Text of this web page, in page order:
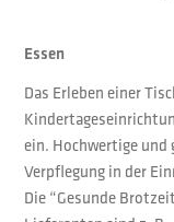
Essen
Das Erleben einer
ein. Hochwertige und
Verpflegung in der
Die “Gesunde